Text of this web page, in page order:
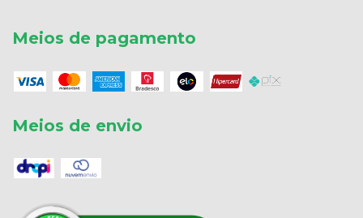
Meios de pagamento
Meios de envio